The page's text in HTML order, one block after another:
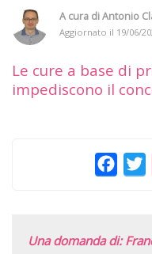
A cura diAntonio
Aggiornato il 19/06/
Le cure a base di
impediscono il
Una domanda di: